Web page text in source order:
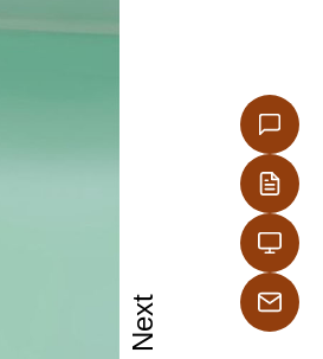
Next